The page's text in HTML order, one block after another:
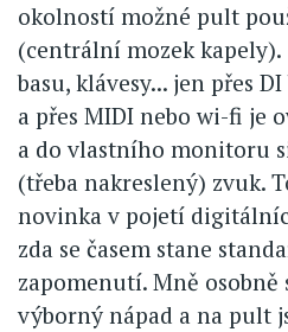
okolností možné pult
(centrální mozek
basu, klávesy... jen přes
a přes MIDI nebo wi-fi je
a do vlastního monitoru
(třeba nakreslený) zvuk.
novinka v pojetí
zda se časem stane
zapomenutí. Mně osobně
výborný nápad a na pult